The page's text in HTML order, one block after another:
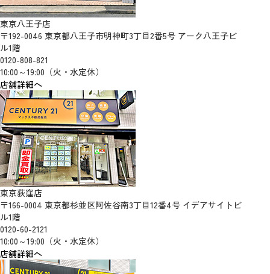
東京八王子店
〒192-0046 東京都八王子市明神町3丁目2番5号 アーク八王子ビ
ル1階
0120-808-821
10:00～19:00（火・水定休）
店舗詳細へ
東京荻窪店
〒166-0004 東京都杉並区阿佐谷南3丁目12番4号 イデアサイトビ
ル1階
0120-60-2121
10:00～19:00（火・水定休）
店舗詳細へ